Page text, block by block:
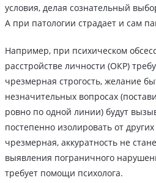
условия, делая сознательный
А при патологии страдает и сам
Например, при психическом
расстройстве личности (ОКР)
чрезмерная строгость, желание
незначительных вопросах
ровно по одной линии) будут
постепенно изолировать от
чрезмерная, аккуратность не
выявления пограничного
требует помощи психолога.